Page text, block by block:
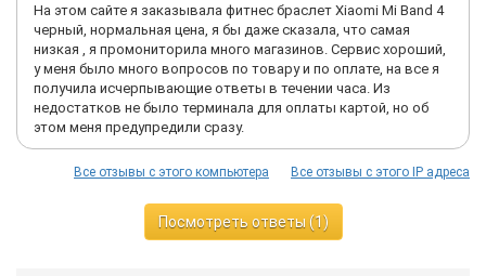
На этом сайте я заказывала фитнес браслет Xiaomi Mi Band 4
черный, нормальная цена, я бы даже сказала, что самая
низкая , я промониторила много магазинов. Сервис хороший,
у меня было много вопросов по товару и по оплате, на все я
получила исчерпывающие ответы в течении часа. Из
недостатков не было терминала для оплаты картой, но об
этом меня предупредили сразу.
Все отзывы с этого IP адреса
Все отзывы с этого компьютера
Посмотреть ответы (1)